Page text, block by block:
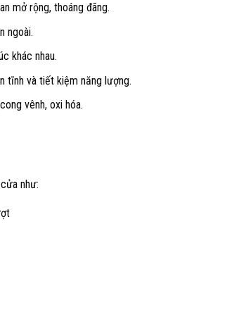
mở rộng, thoáng đãng.
ngoài.
khác nhau.
tĩnh và tiết kiệm năng lượng.
vênh, oxi hóa.
như: